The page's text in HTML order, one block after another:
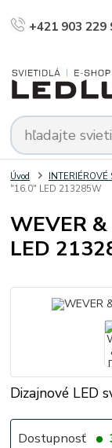
+421 903 229
Úvod
"16.0" LED 213285W
WEVER
LED
Dizajnové LED
Dostupnosť